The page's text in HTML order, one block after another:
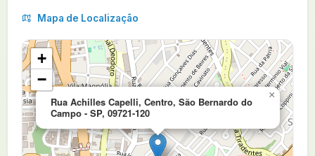
Mapa de Localização
Rua Achilles Capelli, Centro, São Bernardo do
Campo - SP, 09721-120
×
+
−